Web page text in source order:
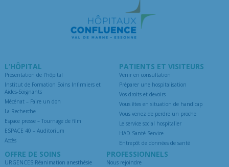
L’HÔPITAL
Présentation de l’hôpital
Institut de Formation Soins Infirmiers et
Aides-Soignants
Mécénat – Faire un don
La Recherche
Espace presse – Tournage de film
ESPACE 40 – Auditorium
Accès
PATIENTS ET VISITEURS
Venir en consultation
Préparer une hospitalisation
Vos droits et devoirs
Vous êtes en situation de handicap
Vous venez de perdre un proche
Le service social hospitalier
HAD Santé Service
Entrepôt de données de santé
OFFRE DE SOINS
URGENCES Réanimation anesthésie
PROFESSIONNELS
Nous rejoindre